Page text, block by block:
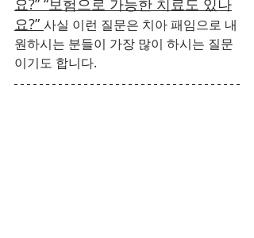
요?” 사실 이런 질문은 치아 패임으로 내
원하시는 분들이 가장 많이 하시는 질문
이기도 합니다.